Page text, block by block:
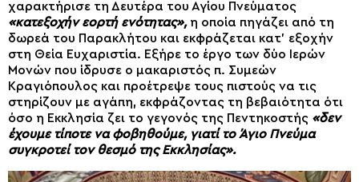
χαρακτήρισε τη Δευτέρα του Αγίου Πνεύματος
«κατεξοχήν εορτή ενότητας»,η οποία πηγάζει από τη
δωρεά του Παρακλήτου και εκφράζεται κατ’ εξοχήν
στη Θεία Ευχαριστία. Εξήρε το έργο των δύο Ιερών
Μονών που ίδρυσε ο μακαριστός π. Συμεών
Κραγιόπουλος και προέτρεψε τους πιστούς να τις
στηρίζουν με αγάπη, εκφράζοντας τη βεβαιότητα ότι
όσο η Εκκλησία ζει το γεγονός της Πεντηκοστής «δεν
έχουμε τίποτε να φοβηθούμε, γιατί το Άγιο Πνεύμα
συγκροτεί τον θεσμό της Εκκλησίας».